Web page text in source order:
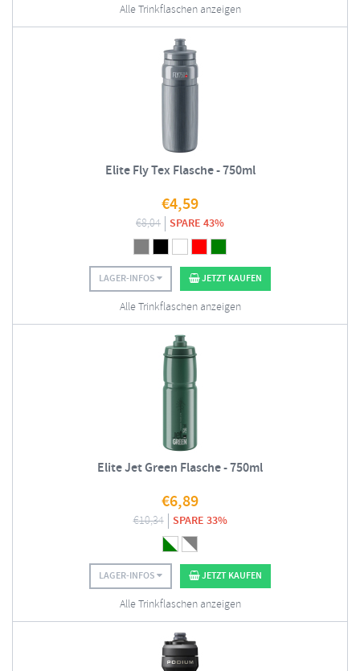
Alle Trinkflaschen anzeigen
Elite Fly Tex Flasche - 750ml
€4,59
€8,04 SPARE 43%
LAGER-INFOS JETZT KAUFEN
Alle Trinkflaschen anzeigen
Elite Jet Green Flasche - 750ml
€6,89
€10,34 SPARE 33%
LAGER-INFOS JETZT KAUFEN
Alle Trinkflaschen anzeigen